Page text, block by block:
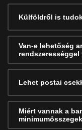
Külföldről is
Van-e lehetőség
Lehet postai
Miért vannak a